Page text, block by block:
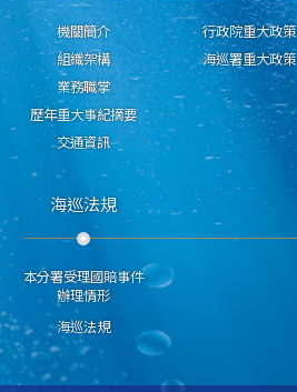
機關簡介
組織架構
業務職掌
歷年重大事紀摘要
交通資訊
行政院重大政策
海巡署重大政策
海巡法規
本分署受理國賠事件
辦理情形
海巡法規